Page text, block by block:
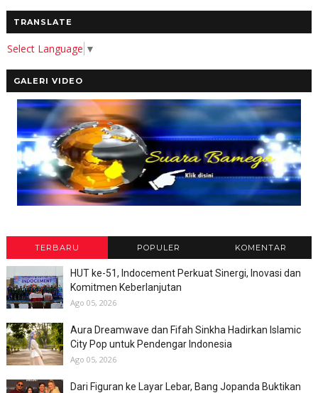
TRANSLATE
Select Language ▼
GALERI VIDEO
TERBARU POPULER KOMENTAR
HUT ke-51, Indocement Perkuat Sinergi, Inovasi dan
Komitmen Keberlanjutan
Ago 05, 2026
Aura Dreamwave dan Fifah Sinkha Hadirkan Islamic
City Pop untuk Pendengar Indonesia
Ago 05, 2026
Dari Figuran ke Layar Lebar, Bang Jopanda Buktikan